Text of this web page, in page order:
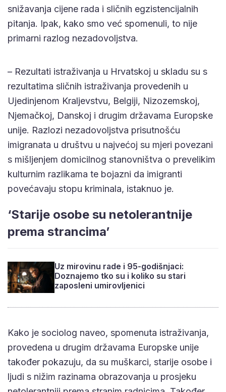
snižavanja cijene rada i sličnih egzistencijalnih
pitanja. Ipak, kako smo već spomenuli, to nije
primarni razlog nezadovoljstva.
– Rezultati istraživanja u Hrvatskoj u skladu su s
rezultatima sličnih istraživanja provedenih u
Ujedinjenom Kraljevstvu, Belgiji, Nizozemskoj,
Njemačkoj, Danskoj i drugim državama Europske
unije. Razlozi nezadovoljstva prisutnošću
imigranata u društvu u najvećoj su mjeri povezani
s mišljenjem domicilnog stanovništva o prevelikim
kulturnim razlikama te bojazni da imigranti
povećavaju stopu kriminala, istaknuo je.
‘Starije osobe su netolerantnije
prema strancima’
Uz mirovinu rade i 95-godišnjaci:
Doznajemo tko su i koliko su stari
zaposleni umirovljenici
Kako je sociolog naveo, spomenuta istraživanja,
provedena u drugim državama Europske unije
također pokazuju, da su muškarci, starije osobe i
ljudi s nižim razinama obrazovanja u prosjeku